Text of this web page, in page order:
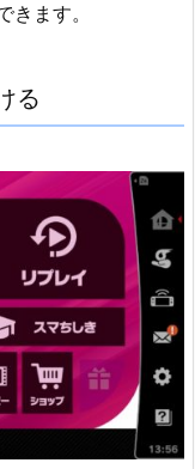
ます。
る